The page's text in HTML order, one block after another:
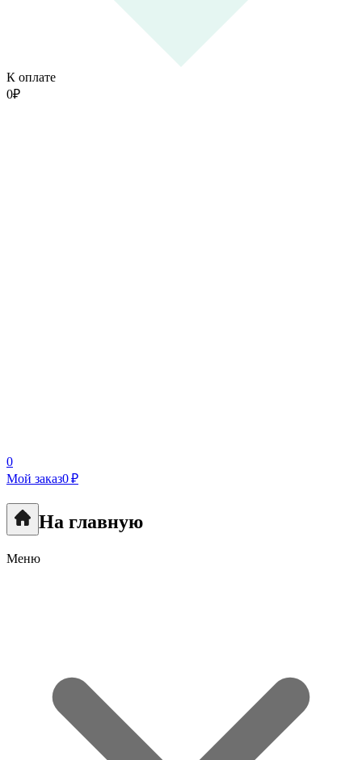
К оплате
0₽
0
Мой заказ0 ₽
На главную
Меню